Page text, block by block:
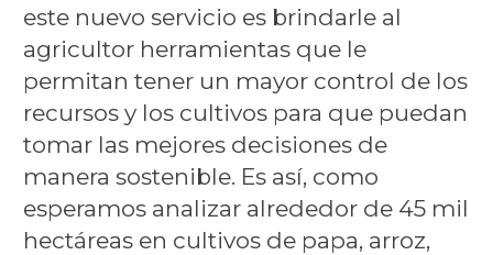
este nuevo servicio es brindarle al
agricultor herramientas que le
permitan tener un mayor control de los
recursos y los cultivos para que puedan
tomar las mejores decisiones de
manera sostenible. Es así, como
esperamos analizar alrededor de 45 mil
hectáreas en cultivos de papa, arroz,